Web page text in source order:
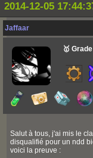
2014-12-05
Jaffaar
🥇
Salut à tous, j'ai mis le
disqualifié pour un ndd
voici la preuve :